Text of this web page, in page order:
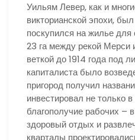
Уильям Левер, как и
викторианской эпохи,
поскупился на жилье для
23 га между рекой Мерси
веткой до 1914 года под
капиталиста было
пригород получил
инвестировал не только
благополучие рабочих –
здоровый отдых и
кварталы